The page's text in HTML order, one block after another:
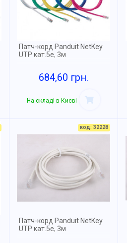
Патч-корд Panduit NetKey
UTP кат.5e, 3м
684,60 грн.
На складі в Києві
код: 32228
Патч-корд Panduit NetKey
UTP кат.5e, 3м